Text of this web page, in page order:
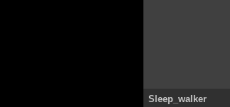
Sleep_walker